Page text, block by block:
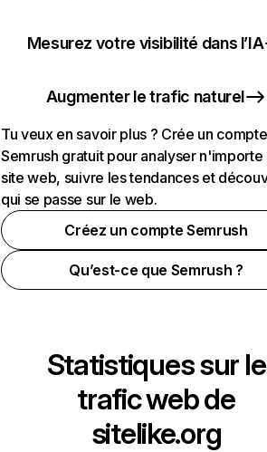
Mesurez votre visibilité dans l’IA
Augmenter le trafic naturel
Tu veux en savoir plus ? Crée un compte
Semrush gratuit pour analyser n'importe
site web, suivre les tendances et
qui se passe sur le web.
Créez un compte Semrush
Qu’est-ce que Semrush ?
Statistiques sur le
trafic web de
sitelike.org